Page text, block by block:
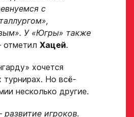
с
У «Югры» также
Хацей.
хочется
турнирах. Но всё-
несколько другие.
игроков.